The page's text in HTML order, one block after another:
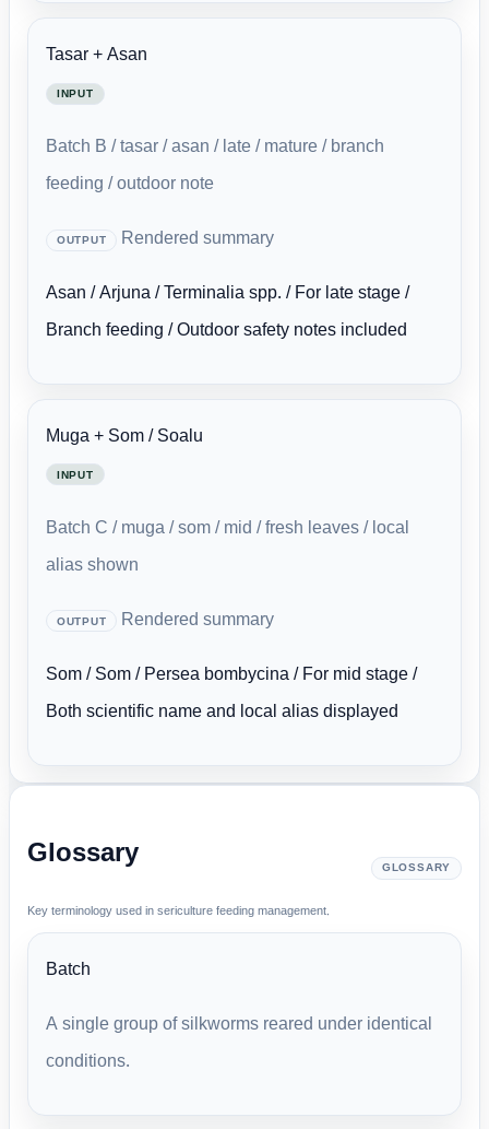
Tasar + Asan
INPUT
Batch B / tasar / asan / late / mature / branch
feeding / outdoor note
OUTPUT
Rendered summary
Asan / Arjuna / Terminalia spp. / For late stage /
Branch feeding / Outdoor safety notes included
Muga + Som / Soalu
INPUT
Batch C / muga / som / mid / fresh leaves / local
alias shown
OUTPUT
Rendered summary
Som / Som / Persea bombycina / For mid stage /
Both scientific name and local alias displayed
Glossary
Key terminology used in sericulture feeding management.
GLOSSARY
Batch
A single group of silkworms reared under identical
conditions.